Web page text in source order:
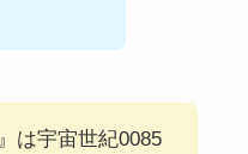
は宇宙世紀0085